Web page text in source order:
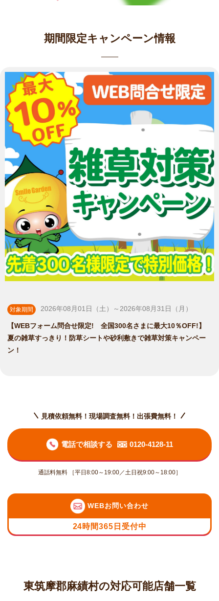
期間限定キャンペーン情報
対象期間 2026年08月01日（土）～2026年08月31日（月）
【WEBフォーム問合せ限定! 全国300名さまに最大10％OFF!】
夏の雑草すっきり！防草シートや砂利敷きで雑草対策キャンペー
ン！
見積依頼無料！現場調査無料！出張費無料！
電話で相談する 0120-4128-11
通話料無料 ［平日8:00～19:00／土日祝9:00～18:00］
WEBお問い合わせ
24時間365日受付中
東筑摩郡麻績村の対応可能店舗一覧